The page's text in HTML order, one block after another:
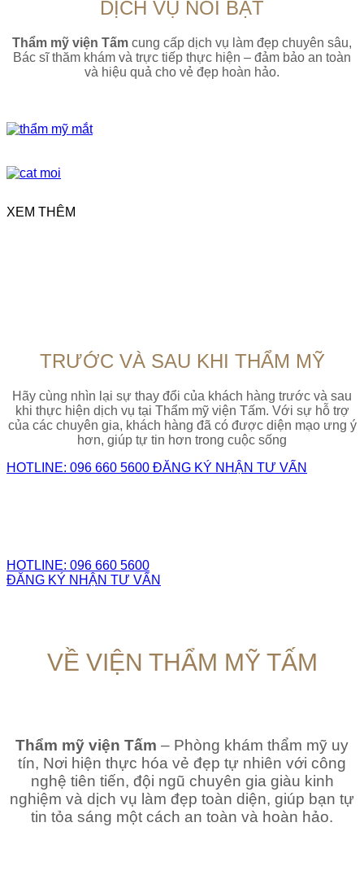
DỊCH VỤ NỔI BẬT
Thẩm mỹ viện Tấm cung cấp dịch vụ làm đẹp chuyên sâu,
Bác sĩ thăm khám và trực tiếp thực hiện – đảm bảo an toàn
và hiệu quả cho vẻ đẹp hoàn hảo.
XEM THÊM
TRƯỚC VÀ SAU KHI THẨM MỸ
Hãy cùng nhìn lại sự thay đổi của khách hàng trước và sau
khi thực hiện dịch vụ tại Thẩm mỹ viện Tấm. Với sự hỗ trợ
của các chuyên gia, khách hàng đã có được diện mạo ưng ý
hơn, giúp tự tin hơn trong cuộc sống
HOTLINE: 096 660 5600 ĐĂNG KÝ NHẬN TƯ VẤN
HOTLINE: 096 660 5600
ĐĂNG KÝ NHẬN TƯ VẤN
VỀ VIỆN THẨM MỸ TẤM
Thẩm mỹ viện Tấm – Phòng khám thẩm mỹ uy
tín, Nơi hiện thực hóa vẻ đẹp tự nhiên với công
nghệ tiên tiến, đội ngũ chuyên gia giàu kinh
nghiệm và dịch vụ làm đẹp toàn diện, giúp bạn tự
tin tỏa sáng một cách an toàn và hoàn hảo.